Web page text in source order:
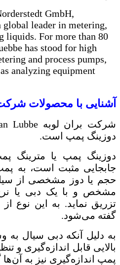
GmbH,
global leader in metering,
liquids. For more than 80
has stood for high
and process pumps,
analyzing equipment
آشنایی با محصولات
شرکت بران لوبهLubbe
دوزینگ پمپ است.
دوزینگ پمپ یا مترینگ
جابجایی مثبت است، به
حجم یا دوز مشخصی از
مشخص و با یک دبی یا
تزریق نماید. به این نوع
گفته می‌شود.
به دلیل آنکه دبی سیال به
بالایی قابل اندازه‌گیری و
پمپ اندازه‌گیری نیز به